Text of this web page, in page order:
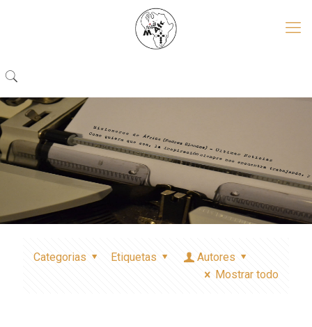
Categorias Etiquetas
Autores
Mostrar todo